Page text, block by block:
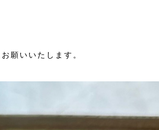
願いいたします。